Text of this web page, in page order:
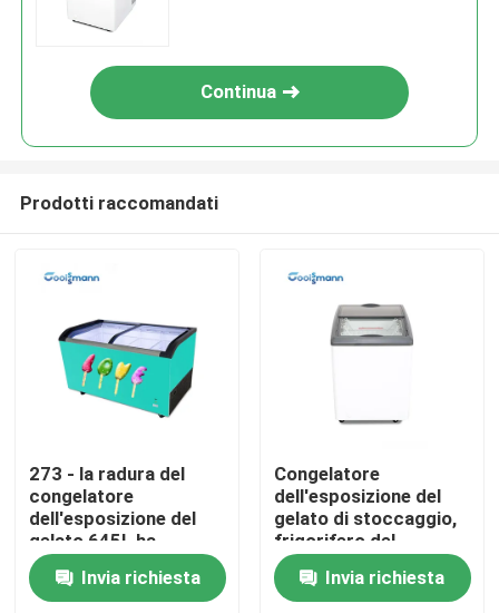
Casa
Prodotti
Video
Continua
Prodotti raccomandati
273 - la radura del
congelatore
dell'esposizione del
gelato 645L ha
temperato la vetrina di
vetro facile da pulire
Invia richiesta
Congelatore
dell'esposizione del
gelato di stoccaggio,
frigorifero del
surgelatore del petto
del supermercato
Invia richiesta